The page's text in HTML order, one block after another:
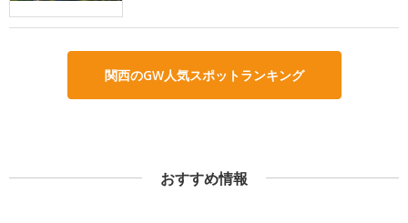
関西のGW人気スポットランキング
おすすめ情報